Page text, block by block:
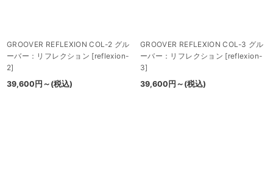
GROOVER REFLEXION COL-2 グル
ーバー：リフレクション [reflexion-
2]
39,600 円 ～ (税込)
GROOVER REFLEXION COL-3 グル
ーバー：リフレクション [reflexion-
3]
39,600 円 ～ (税込)